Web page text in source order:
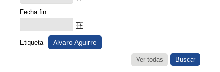
Fecha fin
Etiqueta Alvaro Aguirre
Ver todas